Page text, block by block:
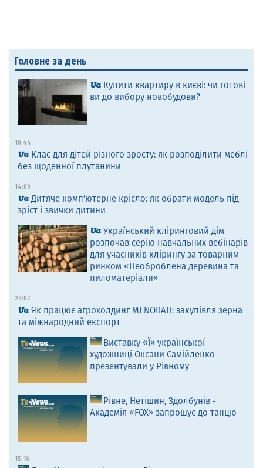
Головне за день
Купити квартиру в києві: чи готові
ви до вибору новобудови?
10:44
Клас для дітей різного зросту: як розподілити меблі
без щоденної плутанини
14:00
Дитяче комп’ютерне крісло: як обрати модель під
зріст і звички дитини
Український кліринговий дім
розпочав серію навчальних вебінарів
для учасників клірингу за товарним
ринком «Необроблена деревина та
пиломатеріали»
22:07
Як працює агрохолдинг MENORAH: закупівля зерна
та міжнародний експорт
Виставку «Ї» української
художниці Оксани Самійленко
презентували у Рівному
Рівне, Нетішин, Здолбунів -
Академія «FOX» запрошує до танцю
15:16